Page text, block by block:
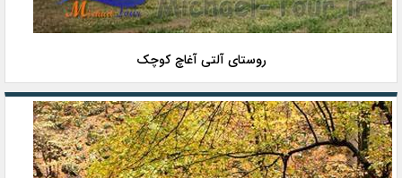
روستای آلتی آغاچ كوچک